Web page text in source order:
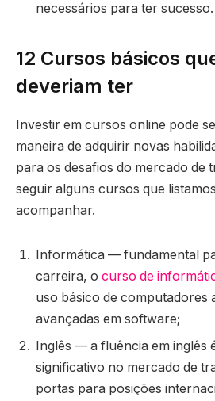
necessários para ter sucesso.
12 Cursos básicos
deveriam ter
Investir em cursos online pode
maneira de adquirir novas
para os desafios do mercado de
seguir alguns cursos que
acompanhar.
Informática — fundamental
carreira, o curso de
uso básico de computadores
avançadas em software;
Inglês — a fluência em inglês
significativo no mercado de
portas para posições